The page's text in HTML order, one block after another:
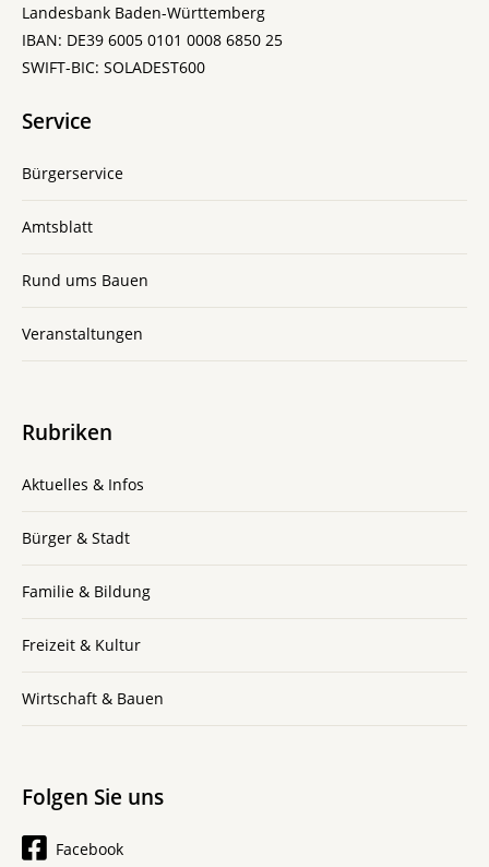
Landesbank Baden-Württemberg
IBAN: DE39 6005 0101 0008 6850 25
SWIFT-BIC: SOLADEST600
Service
Bürgerservice
Amtsblatt
Rund ums Bauen
Veranstaltungen
Rubriken
Aktuelles & Infos
Bürger & Stadt
Familie & Bildung
Freizeit & Kultur
Wirtschaft & Bauen
Folgen Sie uns
Facebook